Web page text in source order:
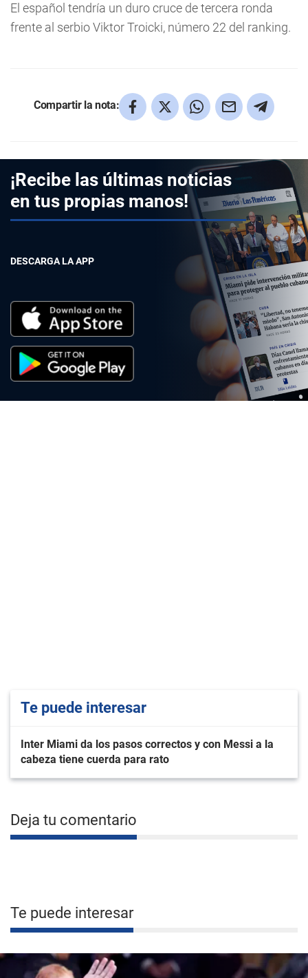
El español tendría un duro cruce de tercera ronda
frente al serbio Viktor Troicki, número 22 del ranking.
Compartir la nota:
¡Recibe las últimas noticias
en tus propias manos!
DESCARGA LA APP
Te puede interesar
Inter Miami da los pasos correctos y con Messi a la
cabeza tiene cuerda para rato
Deja tu comentario
Te puede interesar